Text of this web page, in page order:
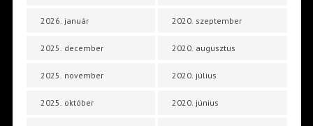
2026. január
2025. december
2025. november
2025. október
2020. szeptember
2020. augusztus
2020. július
2020. június